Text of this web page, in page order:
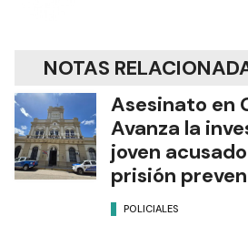
NOTAS
Asesinato en
Avanza la
joven
prisión
POLICIALES